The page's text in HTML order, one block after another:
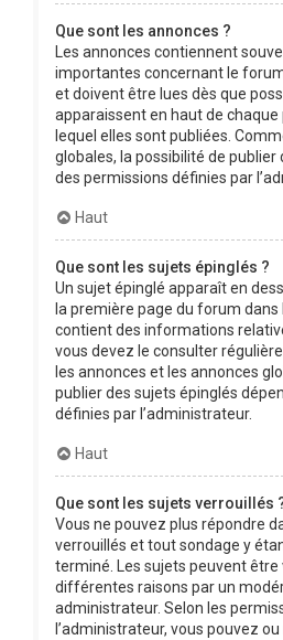
Que sont les annonces ?
Les annonces contiennent
importantes concernant le
et doivent être lues dès que
apparaissent en haut de
lequel elles sont publiées.
globales, la possibilité de publier
des permissions définies par
Haut
Que sont les sujets épinglés ?
Un sujet épinglé apparaît en
la première page du forum dans
contient des informations
vous devez le consulter
les annonces et les annonces
publier des sujets épinglés
définies par l’administrateur.
Haut
Que sont les sujets verrouillés
Vous ne pouvez plus répondre
verrouillés et tout sondage y
terminé. Les sujets peuvent être
différentes raisons par un
administrateur. Selon les
l’administrateur, vous pouvez